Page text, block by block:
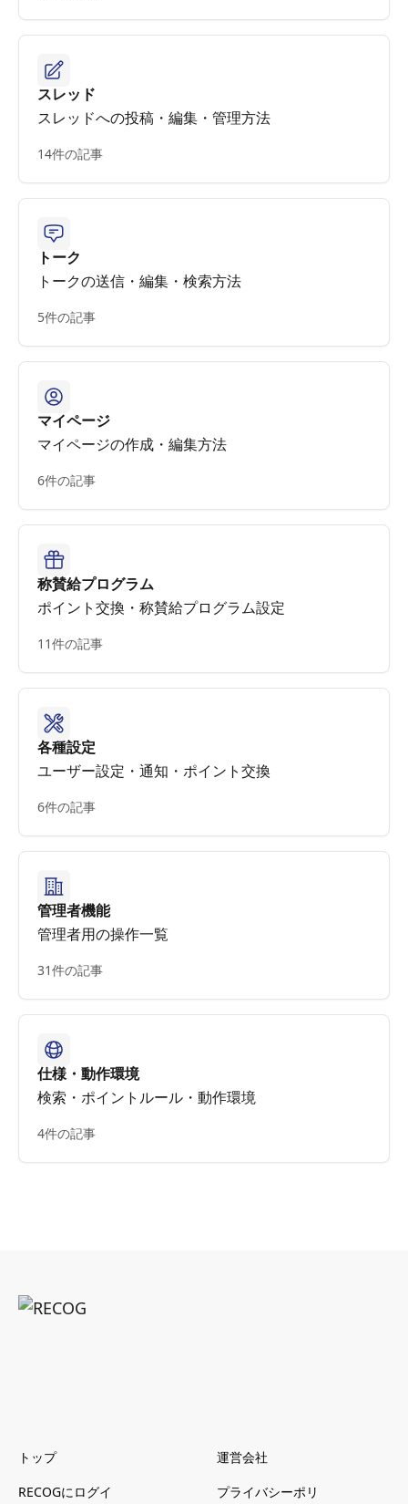
スレッド
スレッドへの投稿・編集・管理方法
14件の記事
トーク
トークの送信・編集・検索方法
5件の記事
マイページ
マイページの作成・編集方法
6件の記事
称賛給プログラム
ポイント交換・称賛給プログラム設定
11件の記事
各種設定
ユーザー設定・通知・ポイント交換
6件の記事
管理者機能
管理者用の操作一覧
31件の記事
仕様・動作環境
検索・ポイントルール・動作環境
4件の記事
トップ
RECOGにログイ
運営会社
プライバシーポリ